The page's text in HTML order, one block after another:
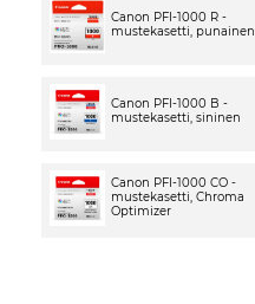
Canon PFI-1000 R -
mustekasetti, punainen
Canon PFI-1000 B -
mustekasetti, sininen
Canon PFI-1000 CO -
mustekasetti, Chroma
Optimizer